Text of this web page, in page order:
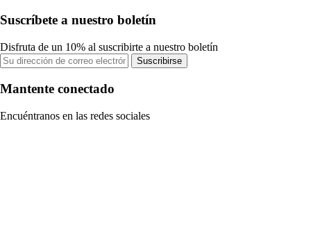
Suscríbete a nuestro boletín
Disfruta de un 10% al suscribirte a nuestro boletín
Suscribirse
Mantente conectado
Encuéntranos en las redes sociales